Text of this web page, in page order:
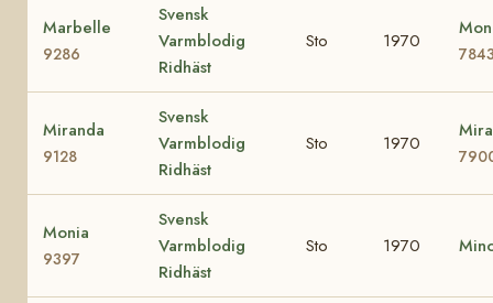
Marbelle
9286
Svensk
Varmblodig
Ridhäst
Sto 1970
Miranda
9128
Svensk
Varmblodig
Ridhäst
Sto 1970
Monia
9397
Svensk
Varmblodig
Ridhäst
Sto 1970